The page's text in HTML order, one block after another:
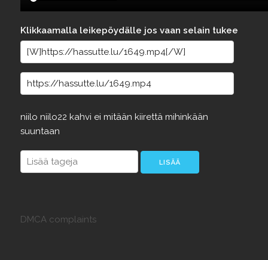
Klikkaamalla leikepöydälle jos vaan selain tukee
niilo niilo22 kahvi ei mitään kiirettä mihinkään
suuntaan
DMCA complaints